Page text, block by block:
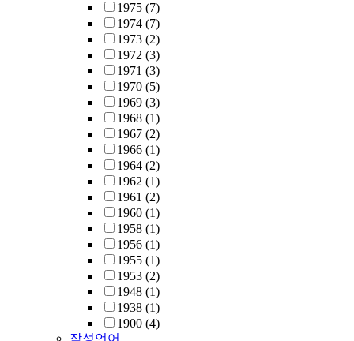
1975 (7)
1974 (7)
1973 (2)
1972 (3)
1971 (3)
1970 (5)
1969 (3)
1968 (1)
1967 (2)
1966 (1)
1964 (2)
1962 (1)
1961 (2)
1960 (1)
1958 (1)
1956 (1)
1955 (1)
1953 (2)
1948 (1)
1938 (1)
1900 (4)